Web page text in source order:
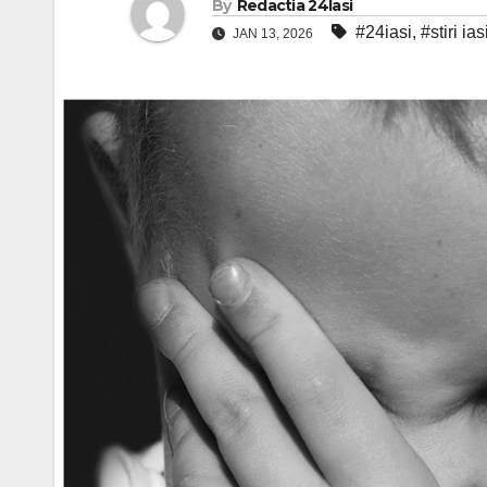
By Redactia 24Iasi
JAN 13, 2026 #24iasi, #stiri